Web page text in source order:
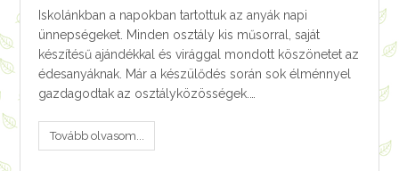
Iskolánkban a napokban tartottuk az anyák napi
ünnepségeket. Minden osztály kis műsorral, saját
készítésű ajándékkal és virággal mondott köszönetet az
édesanyáknak. Már a készülődés során sok élménnyel
gazdagodtak az osztályközösségek.…
Tovább olvasom...